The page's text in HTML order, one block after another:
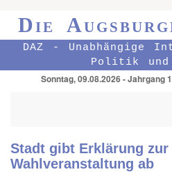
Die
DAZ - Unabhängige
Politik
Sonntag, 09.08.2026 - Jahrgang
Stadt gibt Erklärung zur
Wahlveranstaltung ab